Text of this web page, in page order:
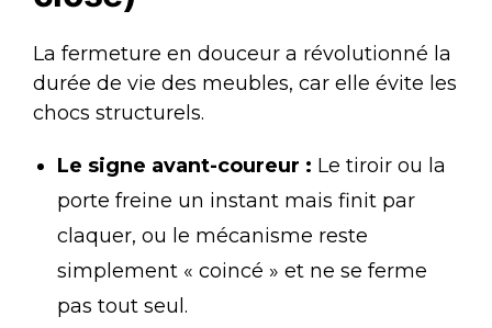
La fermeture en douceur a révolutionné la
durée de vie des meubles, car elle évite les
chocs structurels.
Le signe avant-coureur : Le tiroir ou la
porte freine un instant mais finit par
claquer, ou le mécanisme reste
simplement « coincé » et ne se ferme
pas tout seul.